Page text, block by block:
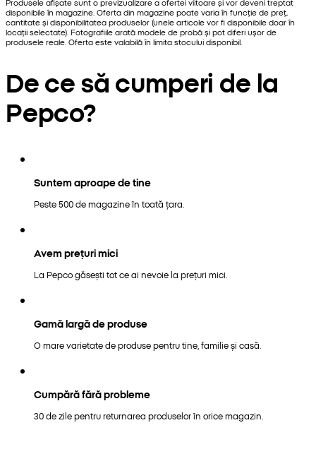
disponibile în magazine. Oferta din magazine poate varia în funcție de preț,
cantitate și disponibilitatea produselor (unele articole vor fi disponibile doar în
locații selectate). Fotografiile arată modele de probă și pot diferi ușor de
produsele reale. Oferta este valabilă în limita stocului disponibil.
De ce să cumperi de la
Pepco?
Suntem aproape de tine
Peste 500 de magazine în toată țara.
Avem prețuri mici
La Pepco găsești tot ce ai nevoie la prețuri mici.
Gamă largă de produse
O mare varietate de produse pentru tine, familie și casă.
Cumpără fără probleme
30 de zile pentru returnarea produselor în orice magazin.